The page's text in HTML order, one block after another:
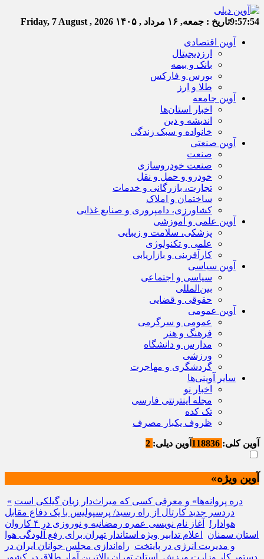
9:57:55تاریخ : جمعه, ۱۶ مرداد , ۱۴۰۵ Friday, 7 August , 2026
آوین اقتصادی
ارزدیجیتال
بانک و بیمه
بورس و فارکس
طلا و ارز
آوین جامعه
اخبار استان‌ها
اندیشه و دین
خانواده و سبک زندگی
آوین صنعتی
صنعت
صنعت خودروسازی
خودرو و حمل و نقل
تجارت، بازرگانی و خدمات
ساختمان و املاک
کشاورزی، دامپروری و صنایع غذایی
آوین علمی و آموزشی
پزشکی، سلامت و زیبایی
علمی و تکنولوژی
کارآفرینی و بازاریابی
آوین سیاسی
سیاسی و اجتماعی
بین‌المللی
حقوقی و قضایی
آوین عمومی
عمومی و سرگرمی
فرهنگ و هنر
مدارس و دانشگاه
ورزشی
گردشگری و مهاجرت
سایر آوینی‌ها
اخبار نو
مجله اینترنتی فارسی
تک کده
ظروف یکبار مصرف
آوین کلی: آوین دیلی:
آوین ویژه»
«دره پروانه‌ها» و معرفی کسی که میراث‌دار زبان گیلکی است
دردسر جدید کارتال از راه رسید/ پرسپولیس با یک دفاع مقابل
هوادار!
آغاز نام نویسی عمره رمضانیه و نوروزی در ۴ کاروان
استان سمنان
اعلام تدابیر ویژه استاندار تهران برای رفع آلودگی هوا
و مدیریت انرژی در پایتخت راه‌اندازی مجلس جوانان ایران در